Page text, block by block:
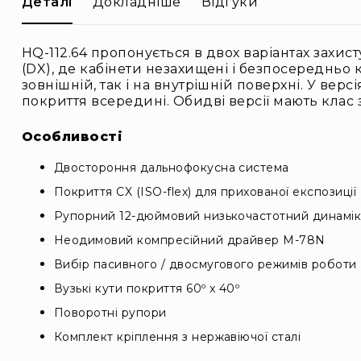
HQ-112.64 пропонується в двох варіантах
(DX), де кабінети незахищені і
зовнішній, так і на внутрішній поверхні. У
покриття всередині. Обидві версії мають клас
Особливості
Двостороння дальнофокусна система
Покриття CX (ISO-flex) для прихованої експозиції
Рупорний 12-дюймовий низькочастотний динамік
Неодимовий компресійний драйвер M-78N
Вибір пасивного / двосмугового режимів роботи
Вузькі кути покриття 60º x 40º
Поворотні рупори
Комплект кріплення з нержавіючої сталі